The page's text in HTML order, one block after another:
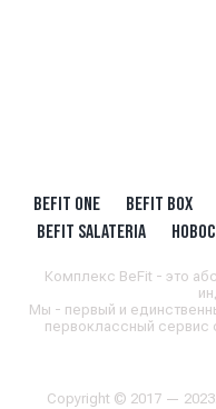
BEFIT ONE BEFIT BOX
BEFIT SALATERIA
Комплекс BeFit - это
Мы - первый и
первоклассный сервис
Copyright © 2017 —